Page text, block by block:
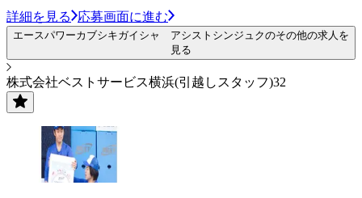
詳細を見る 応募画面に進む
エースパワーカブシキガイシャ アシストシンジュクのその他の求人を
見る
株式会社ベストサービス横浜(引越しスタッフ)32